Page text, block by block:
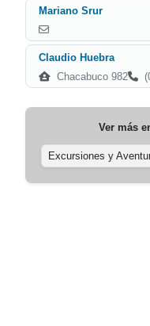
Mariano Srur
Claudio Huebra
Chacabuco 982
Ver más
Excursiones y